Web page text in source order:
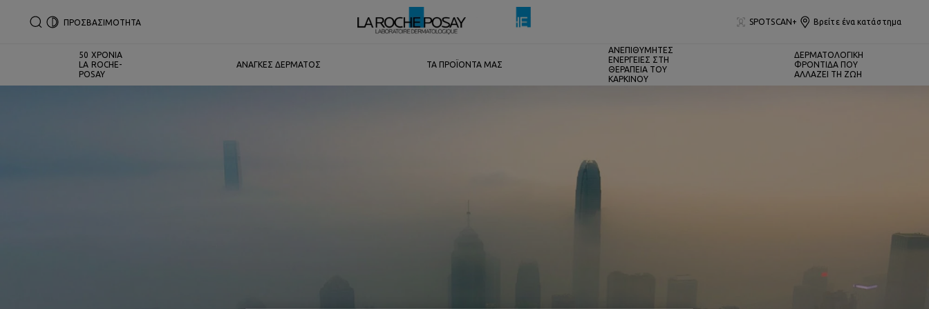
ΠΡΟΣΒΑΣΙΜΟΤΗΤΑ SPOTSCAN+ Βρείτε ένα κατάστημα
50 ΧΡΟΝΙΑ
LA ROCHE-
POSAY
ΑΝΑΓΚΕΣ ΔΕΡΜΑΤΟΣ ΤΑ ΠΡΟΪΟΝΤΑ ΜΑΣ
ΑΝΕΠΙΘΥΜΗΤΕΣ
ΕΝΕΡΓΕΙΕΣ ΣΤΗ
ΘΕΡΑΠΕΙΑ ΤΟΥ
ΚΑΡΚΙΝΟΥ
ΔΕΡΜΑΤΟΛΟΓΙΚΗ
ΦΡΟΝΤΙΔΑ ΠΟΥ
ΑΛΛΑΖΕΙ ΤΗ ΖΩΗ